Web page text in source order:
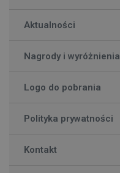
Aktualności
Nagrody i wyróżnienia
Logo do pobrania
Polityka prywatności
Kontakt